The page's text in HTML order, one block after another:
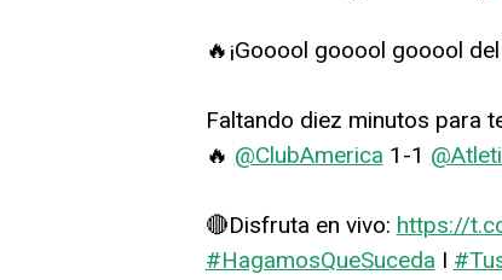
🔥¡Gooool gooool gooool
Faltando diez minutos para
🔥 @ClubAmerica 1-1
🔴Disfruta en vivo: https://
#HagamosQueSuceda I